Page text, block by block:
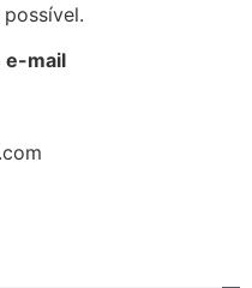
e-mail